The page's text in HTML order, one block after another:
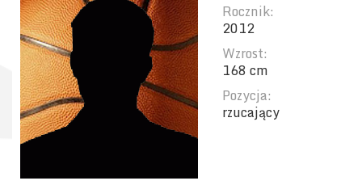
Rocznik:
2012
Wzrost:
168 cm
Pozycja:
rzucający